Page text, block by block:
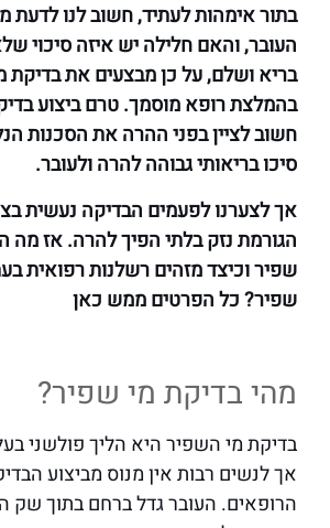
בתור אימהות לעתיד, חשוב לנו לדעת
העובר, והאם חלילה יש איזה סיכוי
בריא ושלם, על כן מבצעים את בדיקת
בהמלצת רופא מוסמך. טרם ביצוע
חשוב לציין בפני ההרה את הסכנות
סיכו בריאותי גבוהה להרה ולעובר.
אך לצערנו לפעמים הבדיקה נעשית
הגורמת נזק בלתי הפיך להרה. אז מה
שפיר וכיצד מזהים רשלנות רפואית
שפיר? כל הפרטים ממש כאן
מהי בדיקת מי שפיר?
בדיקת מי השפיר היא הליך פולשני
אך לנשים רבות אין מנוס מביצוע
הרופאים. העובר גדל ברחם בתוך שק